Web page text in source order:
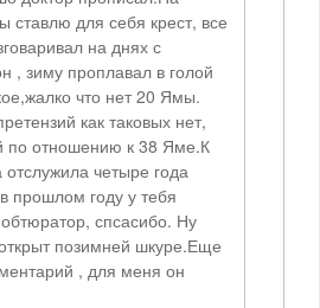
для себя крест, все
на днях с
, зиму проплавал в голой
что нет 20 Ямы.
как таковых нет,
по отношению к 38 Яме.К
четыре года
прошлом году у тебя
спсасибо. Ну
позимней шкуре.Еще
, для меня он